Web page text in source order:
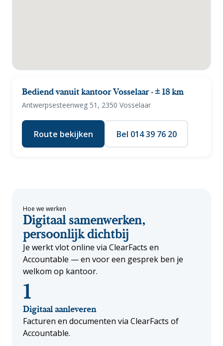
Bediend vanuit kantoor Vosselaar · ± 18 km
Antwerpsesteenweg 51, 2350 Vosselaar
Route bekijken Bel 014 39 76 20
Hoe we werken
Digitaal samenwerken,
persoonlijk dichtbij
Je werkt vlot online via ClearFacts en
Accountable — en voor een gesprek ben je
welkom op kantoor.
1
Digitaal aanleveren
Facturen en documenten via ClearFacts of
Accountable.